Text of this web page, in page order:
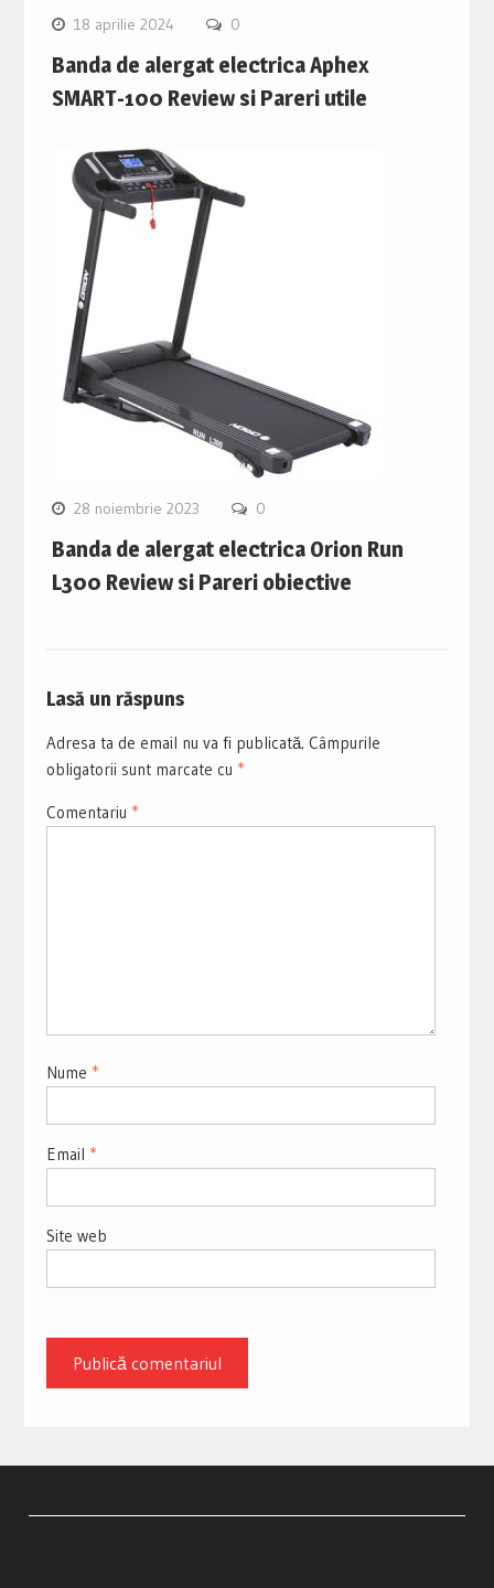
18 aprilie 2024 0
Banda de alergat electrica Aphex
SMART-100 Review si Pareri utile
28 noiembrie 2023 0
Banda de alergat electrica Orion Run
L300 Review si Pareri obiective
Lasă un răspuns
Adresa ta de email nu va fi publicată. Câmpurile
obligatorii sunt marcate cu *
Comentariu *
Nume *
Email *
Site web